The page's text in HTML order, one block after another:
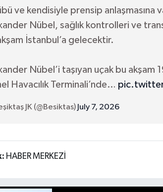
ve kendisiyle prensip anlaşmasına
Nübel, sağlık kontrolleri ve
İstanbul’a gelecektir.
Nübel’i taşıyan uçak bu akşam
Havacılık Terminali’nde…
JK (@Besiktas) July 7, 2026
HABER MERKEZİ